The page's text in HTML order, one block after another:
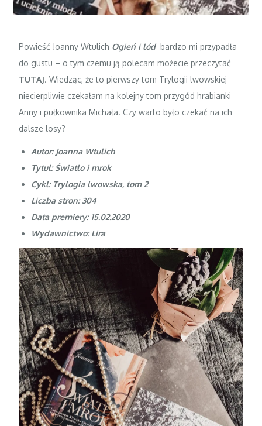
Powieść Joanny Wtulich Ogień i lódbardzo mi przypadła
do gustu – o tym czemu ją polecam możecie przeczytać
TUTAJ. Wiedząc, że to pierwszy tom Trylogii lwowskiej
niecierpliwie czekałam na kolejny tom przygód hrabianki
Anny i pułkownika Michała. Czy warto było czekać na ich
dalsze losy?
Autor: Joanna Wtulich
Tytuł: Światło i mrok
Cykl: Trylogia lwowska, tom 2
Liczba stron: 304
Data premiery: 15.02.2020
Wydawnictwo: Lira